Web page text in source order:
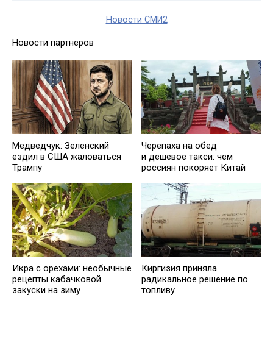
Новости СМИ2
Новости партнеров
Медведчук: Зеленский
ездил в США жаловаться
Трампу
Черепаха на обед
и дешевое такси: чем
россиян покоряет Китай
Икра с орехами: необычные
рецепты кабачковой
закуски на зиму
Киргизия приняла
радикальное решение по
топливу